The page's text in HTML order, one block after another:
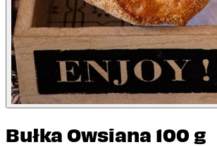
Bułka Owsiana 100 g